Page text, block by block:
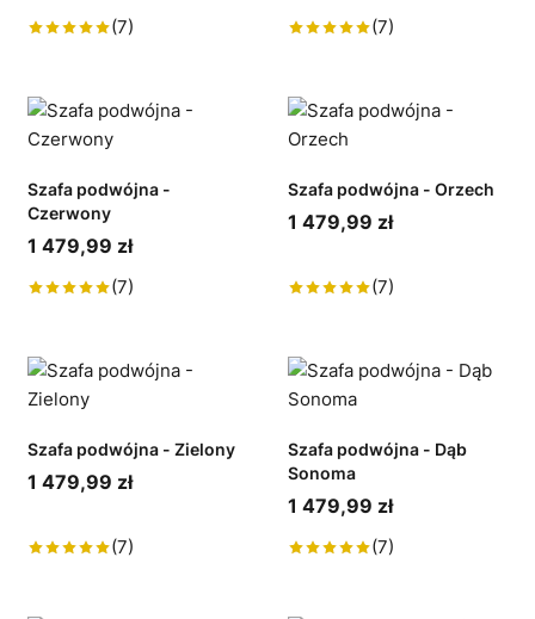
(7) (7)
Szafa podwójna -
Czerwony
1 479,99 zł
(7)
Szafa podwójna - Orzech
1 479,99 zł
(7)
Szafa podwójna - Zielony
1 479,99 zł
(7)
Szafa podwójna - Dąb
Sonoma
1 479,99 zł
(7)